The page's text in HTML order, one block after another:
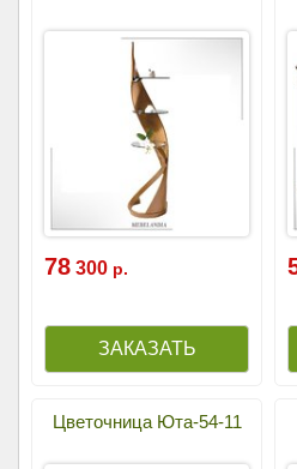
78 300 р.
Цветочница Юта-54-11